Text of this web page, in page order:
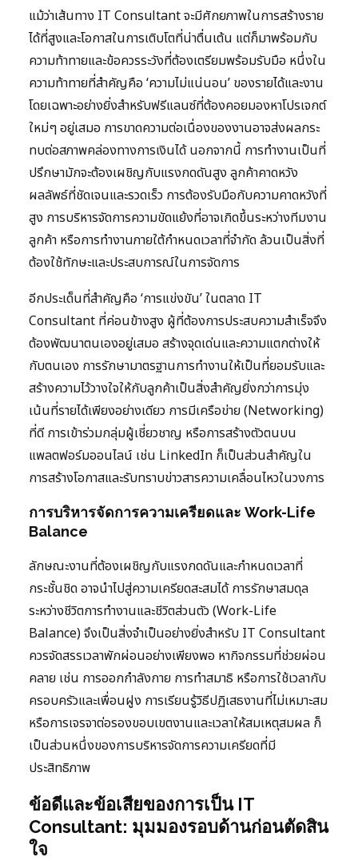
แม้ว่าเส้นทาง IT Consultant จะมีศักยภาพในการสร้างราย
ได้ที่สูงและโอกาสในการเติบโตที่น่าตื่นเต้น แต่ก็มาพร้อมกับ
ความท้าทายและข้อควรระวังที่ต้องเตรียมพร้อมรับมือ หนึ่งใน
ความท้าทายที่สำคัญคือ ‘ความไม่แน่นอน’ ของรายได้และงาน
โดยเฉพาะอย่างยิ่งสำหรับฟรีแลนซ์ที่ต้องคอยมองหาโปรเจกต์
ใหม่ๆ อยู่เสมอ การขาดความต่อเนื่องของงานอาจส่งผลกระ
ทบต่อสภาพคล่องทางการเงินได้ นอกจากนี้ การทำงานเป็นที่
ปรึกษามักจะต้องเผชิญกับแรงกดดันสูง ลูกค้าคาดหวัง
ผลลัพธ์ที่ชัดเจนและรวดเร็ว การต้องรับมือกับความคาดหวังที่
สูง การบริหารจัดการความขัดแย้งที่อาจเกิดขึ้นระหว่างทีมงาน
ลูกค้า หรือการทำงานภายใต้กำหนดเวลาที่จำกัด ล้วนเป็นสิ่งที่
ต้องใช้ทักษะและประสบการณ์ในการจัดการ
อีกประเด็นที่สำคัญคือ ‘การแข่งขัน’ ในตลาด IT
Consultant ที่ค่อนข้างสูง ผู้ที่ต้องการประสบความสำเร็จจึง
ต้องพัฒนาตนเองอยู่เสมอ สร้างจุดเด่นและความแตกต่างให้
กับตนเอง การรักษามาตรฐานการทำงานให้เป็นที่ยอมรับและ
สร้างความไว้วางใจให้กับลูกค้าเป็นสิ่งสำคัญยิ่งกว่าการมุ่ง
เน้นที่รายได้เพียงอย่างเดียว การมีเครือข่าย (Networking)
ที่ดี การเข้าร่วมกลุ่มผู้เชี่ยวชาญ หรือการสร้างตัวตนบน
แพลตฟอร์มออนไลน์ เช่น LinkedIn ก็เป็นส่วนสำคัญใน
การสร้างโอกาสและรับทราบข่าวสารความเคลื่อนไหวในวงการ
การบริหารจัดการความเครียดและ Work-Life
Balance
ลักษณะงานที่ต้องเผชิญกับแรงกดดันและกำหนดเวลาที่
กระชั้นชิด อาจนำไปสู่ความเครียดสะสมได้ การรักษาสมดุล
ระหว่างชีวิตการทำงานและชีวิตส่วนตัว (Work-Life
Balance) จึงเป็นสิ่งจำเป็นอย่างยิ่งสำหรับ IT Consultant
ควรจัดสรรเวลาพักผ่อนอย่างเพียงพอ หากิจกรรมที่ช่วยผ่อน
คลาย เช่น การออกกำลังกาย การทำสมาธิ หรือการใช้เวลากับ
ครอบครัวและเพื่อนฝูง การเรียนรู้วิธีปฏิเสธงานที่ไม่เหมาะสม
หรือการเจรจาต่อรองขอบเขตงานและเวลาให้สมเหตุสมผล ก็
เป็นส่วนหนึ่งของการบริหารจัดการความเครียดที่มี
ประสิทธิภาพ
ข้อดีและข้อเสียของการเป็น IT
Consultant: มุมมองรอบด้านก่อนตัดสิน
ใจ